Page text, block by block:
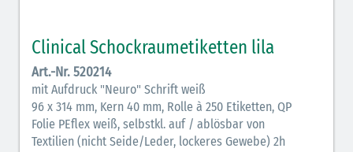
Clinical Schockraumetiketten lila
Art.-Nr. 520214
mit Aufdruck "Neuro" Schrift weiß
96 x 314 mm, Kern 40 mm, Rolle à 250 Etiketten, QP
Folie PEflex weiß, selbstkl. auf / ablösbar von
Textilien (nicht Seide/Leder, lockeres Gewebe) 2h